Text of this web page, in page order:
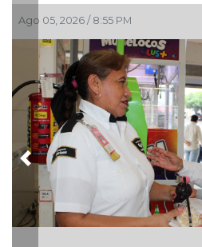
Previous